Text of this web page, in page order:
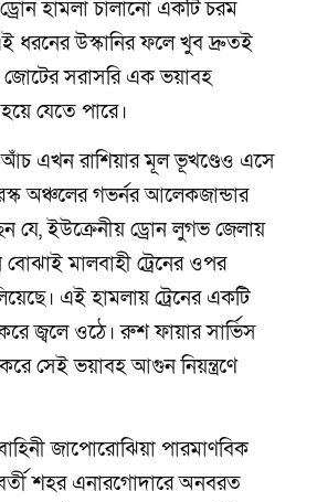
হামলা চালানো একটি চরম
ধরনের উস্কানির ফলে খুব দ্রুতই
জোটের সরাসরি এক ভয়াবহ
যেতে পারে।
এখন রাশিয়ার মূল ভূখণ্ডেও এসে
অঞ্চলের গভর্নর আলেকজান্ডার
যে, ইউক্রেনীয় ড্রোন লুগভ জেলায়
বোঝাই মালবাহী ট্রেনের ওপর
এই হামলায় ট্রেনের একটি
জ্বলে ওঠে। রুশ ফায়ার সার্ভিস
করে সেই ভয়াবহ আগুন নিয়ন্ত্রণে
জাপোরোঝিয়া পারমাণবিক
শহর এনারগোদারে অনবরত